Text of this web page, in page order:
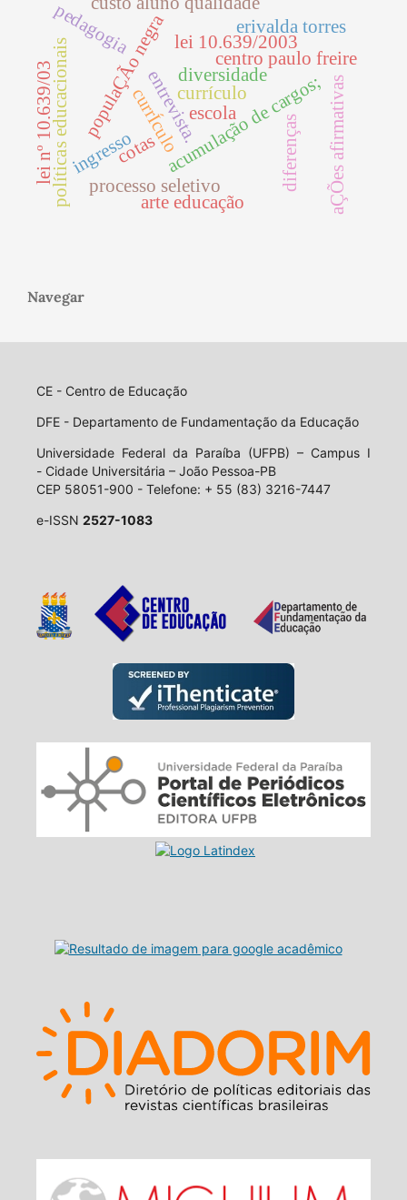
acumulação de cargos;
centro paulo freire
currÍculo aÇÕes afirmativas
populaÇÃo negra lei 10.639/2003
entrevista.
erivalda torres
cotas
processo seletivo
ingresso
políticas educacionais diversidade
pedagogia
currículo
diferenças
lei nº 10.639/03 escola
arte educação
Navegar
CE - Centro de Educação
DFE - Departamento de Fundamentação da Educação
Universidade Federal da Paraíba (UFPB) – Campus I
- Cidade Universitária – João Pessoa-PB
CEP 58051-900 - Telefone: + 55 (83) 3216-7447
e-ISSN 2527-1083